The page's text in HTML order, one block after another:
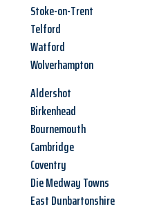
Stoke-on-Trent
Telford
Watford
Wolverhampton
Aldershot
Birkenhead
Bournemouth
Cambridge
Coventry
Die Medway Towns
East Dunbartonshire